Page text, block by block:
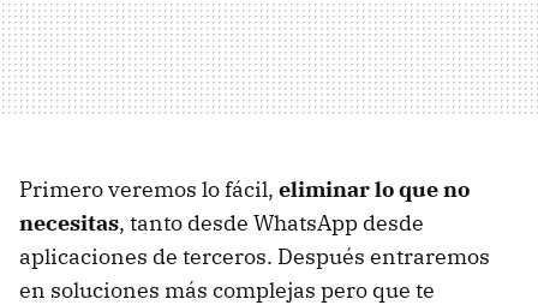
Primero veremos lo fácil, eliminar lo que no
necesitas, tanto desde WhatsApp desde
aplicaciones de terceros. Después entraremos
en soluciones más complejas pero que te